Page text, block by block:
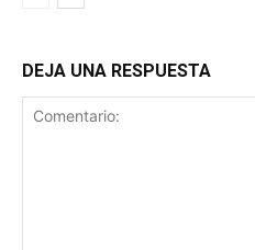
DEJA UNA RESPUESTA